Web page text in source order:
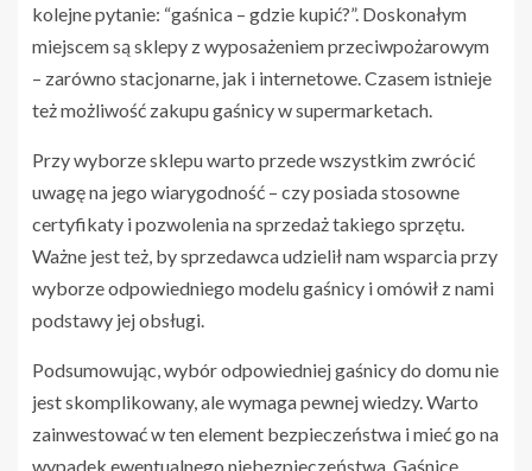
kolejne pytanie: “gaśnica – gdzie kupić?”. Doskonałym
miejscem są sklepy z wyposażeniem przeciwpożarowym
– zarówno stacjonarne, jak i internetowe. Czasem istnieje
też możliwość zakupu gaśnicy w supermarketach.
Przy wyborze sklepu warto przede wszystkim zwrócić
uwagę na jego wiarygodność – czy posiada stosowne
certyfikaty i pozwolenia na sprzedaż takiego sprzętu.
Ważne jest też, by sprzedawca udzielił nam wsparcia przy
wyborze odpowiedniego modelu gaśnicy i omówił z nami
podstawy jej obsługi.
Podsumowując, wybór odpowiedniej gaśnicy do domu nie
jest skomplikowany, ale wymaga pewnej wiedzy. Warto
zainwestować w ten element bezpieczeństwa i mieć go na
wypadek ewentualnego niebezpieczeństwa. Gaśnicę